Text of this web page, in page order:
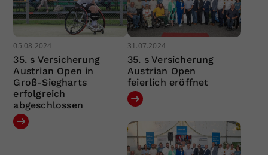
05.08.2024
35. s Versicherung
Austrian Open in
Groß-Siegharts
erfolgreich
abgeschlossen
31.07.2024
35. s Versicherung
Austrian Open
feierlich eröffnet